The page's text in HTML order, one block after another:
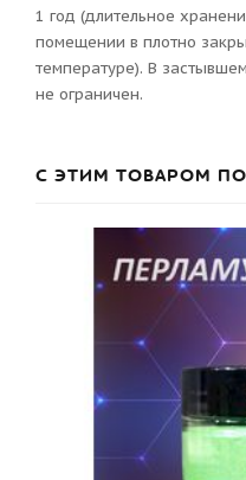
1 год (длительное
помещении в плотно
температуре). В
не ограничен.
С ЭТИМ ТОВАРОМ